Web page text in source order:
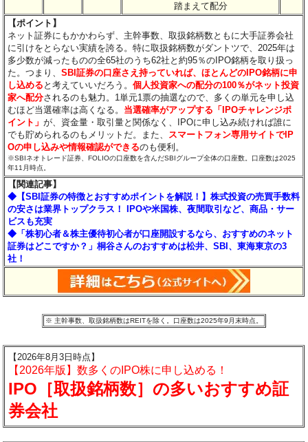
踏まえて配分
【ポイント】
ネット証券にもかかわらず、主幹事数、取扱銘柄数ともに大手証券会社
に引けをとらない実績を誇る。特に取扱銘柄数がダントツで、2025年は
多少数が減ったものの全65社のうち62社と約95％のIPO銘柄を取り扱っ
た。つまり、SBI証券の口座さえ持っていれば、ほとんどのIPO銘柄に申
し込める と考えていいだろう。個人投資家への配分の100％がネット投資
家へ配分されるのも魅力。1単元1票の抽選なので、多くの単元を申し込
むほど当選確率は高くなる。 当選確率がアップする「IPOチャレンジポ
イント」が、資金量・取引量と関係なく、IPOに申し込み続ければ誰に
でも貯められるのもメリットだ。また、 スマートフォン専用サイトでIP
Oの申し込みや情報確認ができるのも便利。
※SBIネオトレード証券、FOLIOの口座数を含んだSBIグループ全体の口座数。口座数は2025
年11月時点。
【関連記事】
◆【SBI証券の特徴とおすすめポイントを解説！】株式投資の売買手数料
の安さは業界トップクラス！ IPOや米国株、夜間取引など、商品・サー
ビスも充実
◆「株初心者＆株主優待初心者が口座開設するなら、おすすめのネット
証券はどこですか？」桐谷さんのおすすめは松井、SBI、東海東京の3
社！
※ 主幹事数、取扱銘柄数はREITを除く。口座数は2025年9月末時点。
【2026年8月3日時点】
【2026年版】数多くのIPO株に申し込める！
IPO［取扱銘柄数］の多いおすすめ証
券会社